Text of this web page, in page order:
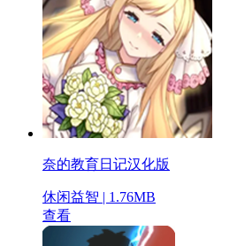
奈的教育日记汉化版
休闲益智 | 1.76MB
查看